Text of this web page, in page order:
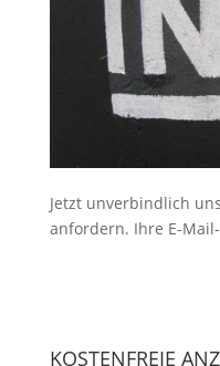
Jetzt unverbindlich
anfordern. Ihre E-
KOSTENFREIE